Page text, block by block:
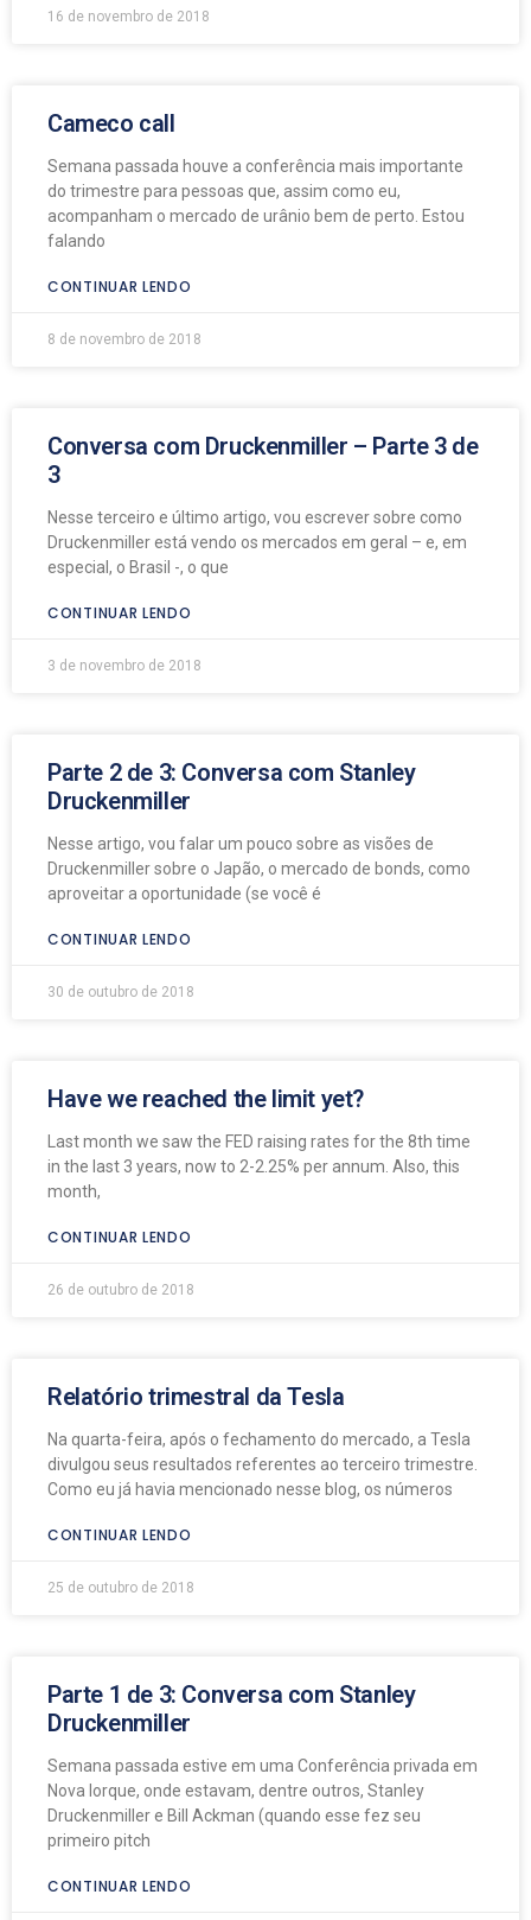
16 de novembro de 2018
Cameco call
Semana passada houve a conferência mais importante
do trimestre para pessoas que, assim como eu,
acompanham o mercado de urânio bem de perto. Estou
falando
CONTINUAR LENDO
8 de novembro de 2018
Conversa com Druckenmiller – Parte 3 de
3
Nesse terceiro e último artigo, vou escrever sobre como
Druckenmiller está vendo os mercados em geral – e, em
especial, o Brasil -, o que
CONTINUAR LENDO
3 de novembro de 2018
Parte 2 de 3: Conversa com Stanley
Druckenmiller
Nesse artigo, vou falar um pouco sobre as visões de
Druckenmiller sobre o Japão, o mercado de bonds, como
aproveitar a oportunidade (se você é
CONTINUAR LENDO
30 de outubro de 2018
Have we reached the limit yet?
Last month we saw the FED raising rates for the 8th time
in the last 3 years, now to 2-2.25% per annum. Also, this
month,
CONTINUAR LENDO
26 de outubro de 2018
Relatório trimestral da Tesla
Na quarta-feira, após o fechamento do mercado, a Tesla
divulgou seus resultados referentes ao terceiro trimestre.
Como eu já havia mencionado nesse blog, os números
CONTINUAR LENDO
25 de outubro de 2018
Parte 1 de 3: Conversa com Stanley
Druckenmiller
Semana passada estive em uma Conferência privada em
Nova Iorque, onde estavam, dentre outros, Stanley
Druckenmiller e Bill Ackman (quando esse fez seu
primeiro pitch
CONTINUAR LENDO